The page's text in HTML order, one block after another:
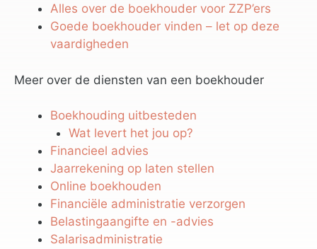
Alles over de boekhouder voor ZZP’ers
Goede boekhouder vinden – let op deze
vaardigheden
Meer over de diensten van een boekhouder
Boekhouding uitbesteden
Wat levert het jou op?
Financieel advies
Jaarrekening op laten stellen
Online boekhouden
Financiële administratie verzorgen
Belastingaangifte en -advies
Salarisadministratie